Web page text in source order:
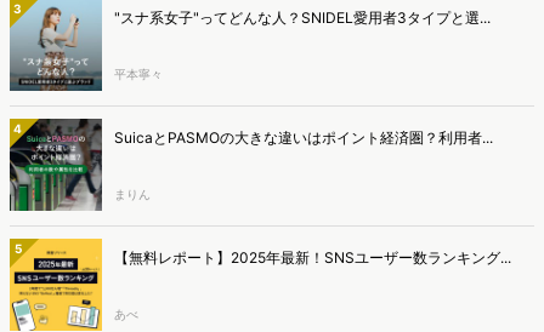
3 "スナ系女子"ってどんな人？SNIDEL愛用者3タイプと選...
平本寧々
4 SuicaとPASMOの大きな違いはポイント経済圏？利用者...
まりん
5 【無料レポート】2025年最新！SNSユーザー数ランキング...
あべ